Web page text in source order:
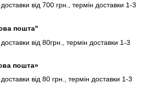
від 700 грн., термін доставки 1-3
пошта"
від 80грн., термін доставки 1-3
пошта»
від 80 грн., термін доставки 1-3